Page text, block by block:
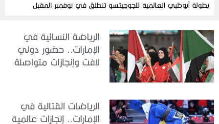
بطولة أبوظبي العالمية للجوجيتسو تنطلق في نوفمبر المقبل
الرياضة النسائية في
الإمارات.. حضور دولي
لافت وإنجازات متواصلة
الرياضات القتالية في
الإمارات.. إنجازات عالمية